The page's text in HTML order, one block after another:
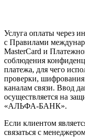
Услуга оплаты через
с Правилами
MasterCard и
соблюдения
платежа, для чего
проверки,
каналам связи. Ввод
осуществляется на
«АЛЬФА-БАНК».
Если клиентом
связаться с